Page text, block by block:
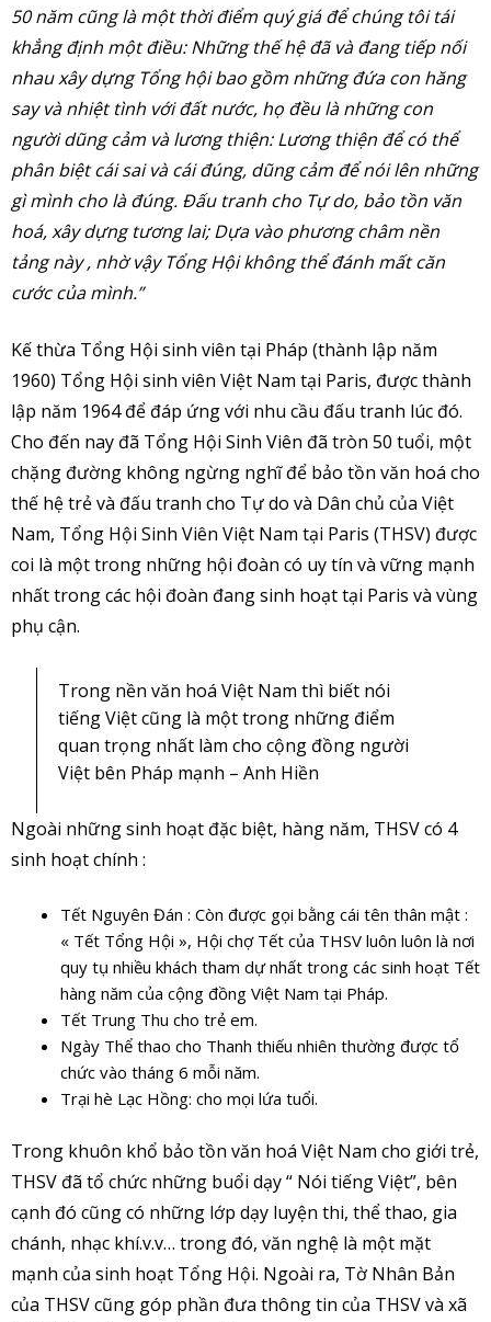
50 năm cũng là một thời điểm quý giá để chúng tôi tái
khẳng định một điều: Những thế hệ đã và đang tiếp nối
nhau xây dựng Tổng hội bao gồm những đứa con hăng
say và nhiệt tình với đất nước, họ đều là những con
người dũng cảm và lương thiện: Lương thiện để có thể
phân biệt cái sai và cái đúng, dũng cảm để nói lên những
gì mình cho là đúng. Đấu tranh cho Tự do, bảo tồn văn
hoá, xây dựng tương lai; Dựa vào phương châm nền
tảng này , nhờ vậy Tổng Hội không thể đánh mất căn
cước của mình.”
Kế thừa Tổng Hội sinh viên tại Pháp (thành lập năm
1960) Tổng Hội sinh viên Việt Nam tại Paris, được thành
lập năm 1964 để đáp ứng với nhu cầu đấu tranh lúc đó.
Cho đến nay đã Tổng Hội Sinh Viên đã tròn 50 tuổi, một
chặng đường không ngừng nghĩ để bảo tồn văn hoá cho
thế hệ trẻ và đấu tranh cho Tự do và Dân chủ của Việt
Nam, Tổng Hội Sinh Viên Việt Nam tại Paris (THSV) được
coi là một trong những hội đoàn có uy tín và vững mạnh
nhất trong các hội đoàn đang sinh hoạt tại Paris và vùng
phụ cận.
Trong nền văn hoá Việt Nam thì biết nói
tiếng Việt cũng là một trong những điểm
quan trọng nhất làm cho cộng đồng người
Việt bên Pháp mạnh – Anh Hiền
Ngoài những sinh hoạt đặc biệt, hàng năm, THSV có 4
sinh hoạt chính :
Tết Nguyên Đán : Còn được gọi bằng cái tên thân mật :
« Tết Tổng Hội », Hội chợ Tết của THSV luôn luôn là nơi
quy tụ nhiều khách tham dự nhất trong các sinh hoạt Tết
hàng năm của cộng đồng Việt Nam tại Pháp.
Tết Trung Thu cho trẻ em.
Ngày Thể thao cho Thanh thiếu nhiên thường được tổ
chức vào tháng 6 mỗi năm.
Trại hè Lạc Hồng: cho mọi lứa tuổi.
Trong khuôn khổ bảo tồn văn hoá Việt Nam cho giới trẻ,
THSV đã tổ chức những buổi dạy “ Nói tiếng Việt”, bên
cạnh đó cũng có những lớp dạy luyện thi, thể thao, gia
chánh, nhạc khí.v.v… trong đó, văn nghệ là một mặt
mạnh của sinh hoạt Tổng Hội. Ngoài ra, Tờ Nhân Bản
của THSV cũng góp phần đưa thông tin của THSV và xã